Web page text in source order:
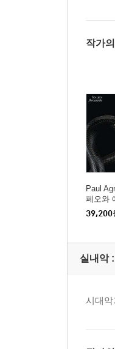
작가
Paul
페오와
uck:
ce)
39,200
실내악 :
시대